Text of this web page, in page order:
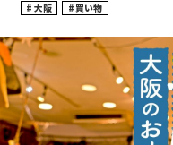
大阪 買い物